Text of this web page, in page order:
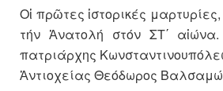
Οἱ πρῶτες ἱστορικές
τήν Ἀνατολή στόν ΣΤ΄
πατριάρχης
Ἀντιοχείας Θεόδωρος